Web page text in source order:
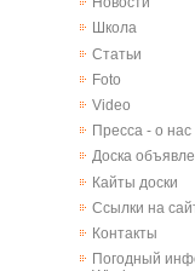
Школа
Статьи
Foto
Video
Пресса - о нас
Доска
Кайты доски
Ссылки на
Контакты
Погодный